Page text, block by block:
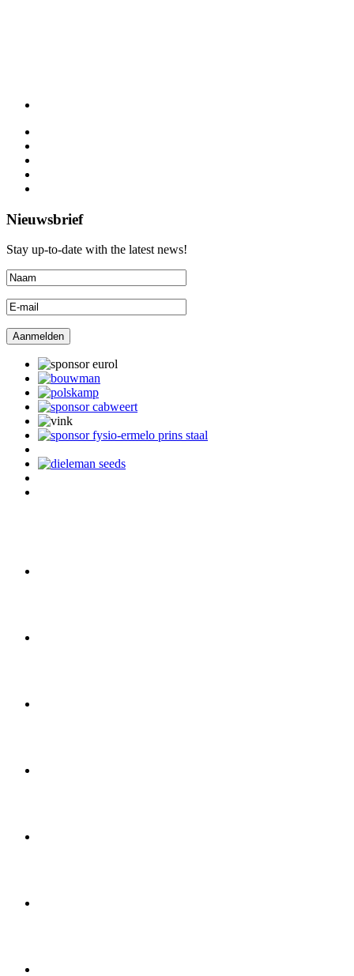
Nieuwsbrief
Stay up-to-date with the latest news!